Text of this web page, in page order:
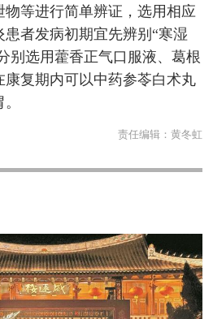
等进行简单辨证，选用相应
者发病初期宜先辨别“寒湿
别选用藿香正气口服液、葛根
复期内可以中药参苓白术丸
责任编辑： 黄冬虹